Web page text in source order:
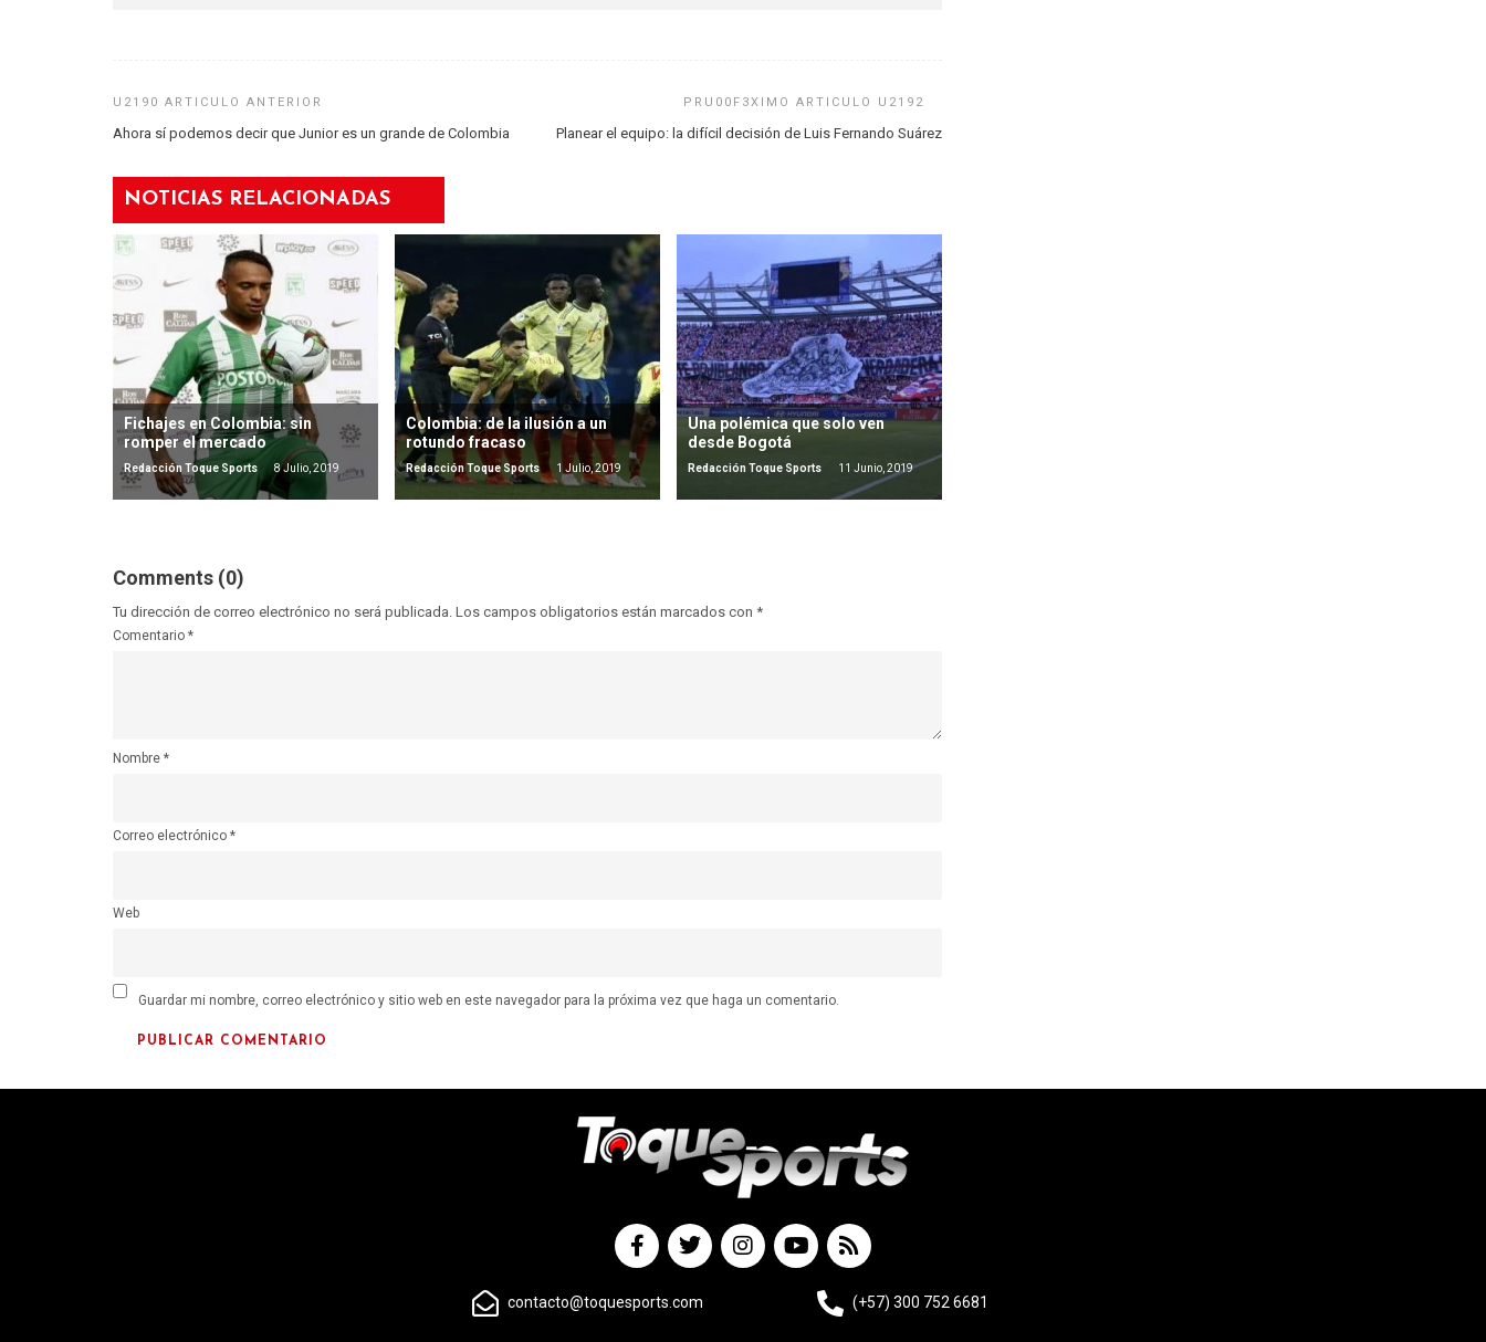
Ahora sí podemos decir que Junior es un grande de Colombia Planear el equipo: la difícil decisión de Luis Fernando Suárez
NOTICIAS RELACIONADAS
Fichajes en Colombia: sin
romper el mercado
Redacción Toque Sports 8 Julio, 2019
Colombia: de la ilusión a un
rotundo fracaso
Redacción Toque Sports 1 Julio, 2019
Una polémica que solo ven
desde Bogotá
Redacción Toque Sports 11 Junio, 2019
Comments (0)
Tu dirección de correo electrónico no será publicada. Los campos obligatorios están marcados con *
Comentario *
Nombre *
Correo electrónico *
Web
Guardar mi nombre, correo electrónico y sitio web en este navegador para la próxima vez que haga un comentario.
contacto@toquesports.com (+57) 300 752 6681